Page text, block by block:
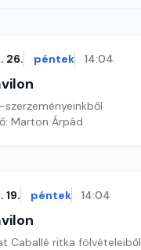
26. péntek 14:04
Marton Árpád
19. péntek 14:04
Caballé ritka fölvételeiből